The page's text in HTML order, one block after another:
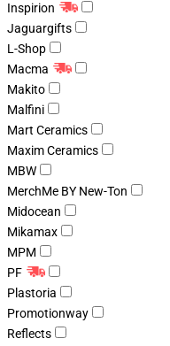
Inspirion
Jaguargifts
L-Shop
Macma
Makito
Malfini
Mart Ceramics
Maxim Ceramics
MBW
MerchMe BY New-Ton
Midocean
Mikamax
MPM
PF
Plastoria
Promotionway
Reflects